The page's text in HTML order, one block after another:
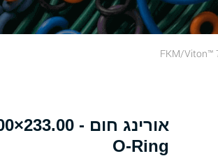
O-Ring